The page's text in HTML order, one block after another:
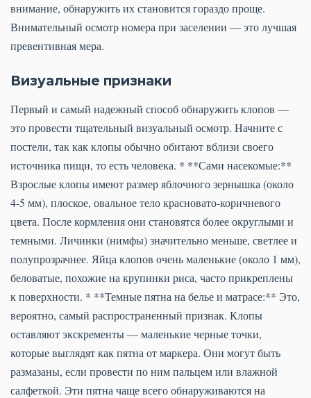
внимание, обнаружить их становится гораздо проще.
Внимательный осмотр номера при заселении — это лучшая
превентивная мера.
Визуальные признаки
Первый и самый надежный способ обнаружить клопов —
это провести тщательный визуальный осмотр. Начните с
постели, так как клопы обычно обитают вблизи своего
источника пищи, то есть человека. * **Сами насекомые:**
Взрослые клопы имеют размер яблочного зернышка (около
4-5 мм), плоское, овальное тело красновато-коричневого
цвета. После кормления они становятся более округлыми и
темными. Личинки (нимфы) значительно меньше, светлее и
полупрозрачнее. Яйца клопов очень маленькие (около 1 мм),
беловатые, похожие на крупинки риса, часто прикреплены
к поверхности. * **Темные пятна на белье и матрасе:** Это,
вероятно, самый распространенный признак. Клопы
оставляют экскременты — маленькие черные точки,
которые выглядят как пятна от маркера. Они могут быть
размазаны, если провести по ним пальцем или влажной
салфеткой. Эти пятна чаще всего обнаруживаются на